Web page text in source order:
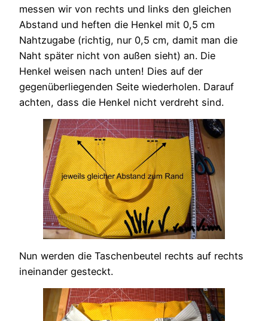
messen wir von rechts und links den gleichen
Abstand und heften die Henkel mit 0,5 cm
Nahtzugabe (richtig, nur 0,5 cm, damit man die
Naht später nicht von außen sieht) an. Die
Henkel weisen nach unten! Dies auf der
gegenüberliegenden Seite wiederholen. Darauf
achten, dass die Henkel nicht verdreht sind.
Nun werden die Taschenbeutel rechts auf rechts
ineinander gesteckt.